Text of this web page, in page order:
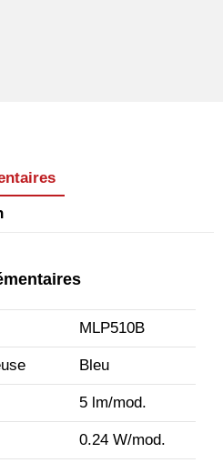
MLP510B
Bleu
5 lm/mod.
0.24 W/mod.